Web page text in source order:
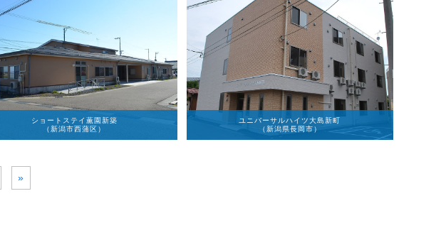
ショートステイ薫園新築
（新潟市西蒲区）
ユニバーサルハイツ大島新町
（新潟県長岡市）
»